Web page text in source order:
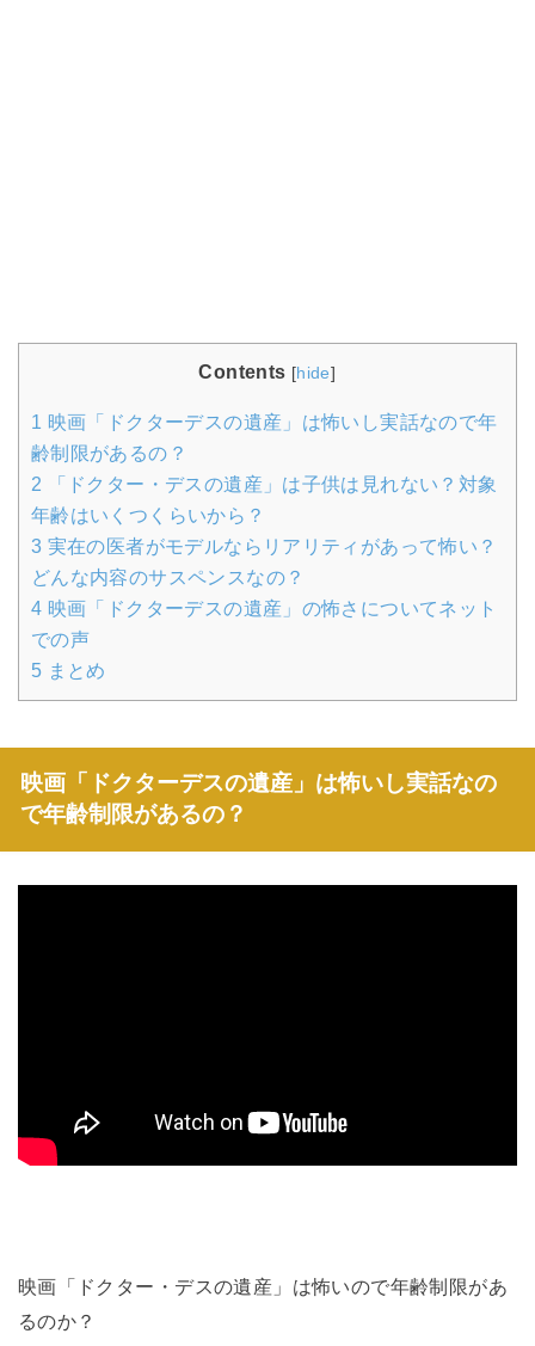
Contents [hide]
1 映画「ドクターデスの遺産」は怖いし実話なので年
齢制限があるの？
2 「ドクター・デスの遺産」は子供は見れない？対象
年齢はいくつくらいから？
3 実在の医者がモデルならリアリティがあって怖い？
どんな内容のサスペンスなの？
4 映画「ドクターデスの遺産」の怖さについてネット
での声
5 まとめ
映画「ドクターデスの遺産」は怖いし実話なの
で年齢制限があるの？
映画「ドクター・デスの遺産」は怖いので年齢制限があ
るのか？